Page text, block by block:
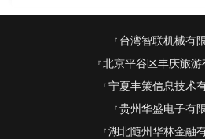
台湾智联机械有
北京平谷区丰庆旅游
宁夏丰策信息技术
贵州华盛电子有
湖北随州华林金融